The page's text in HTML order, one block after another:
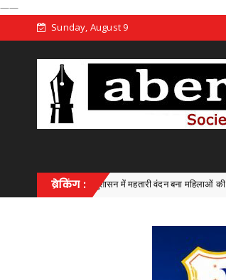
——
Sunday, August 9
ब्रेकिंग :
के सुशासन में महतारी वंदन बना महिलाओं की आत्मनिर्भरता का आधार